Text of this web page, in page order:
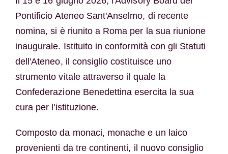
Pontificio Ateneo Sant'Anselmo, di recente
nomina, si è riunito a Roma per la sua riunione
inaugurale. Istituito in conformità con gli Statuti
dell'Ateneo, il consiglio costituisce uno
strumento vitale attraverso il quale la
Confederazione Benedettina esercita la sua
cura per l'istituzione.
Composto da monaci, monache e un laico
provenienti da tre continenti, il nuovo consiglio